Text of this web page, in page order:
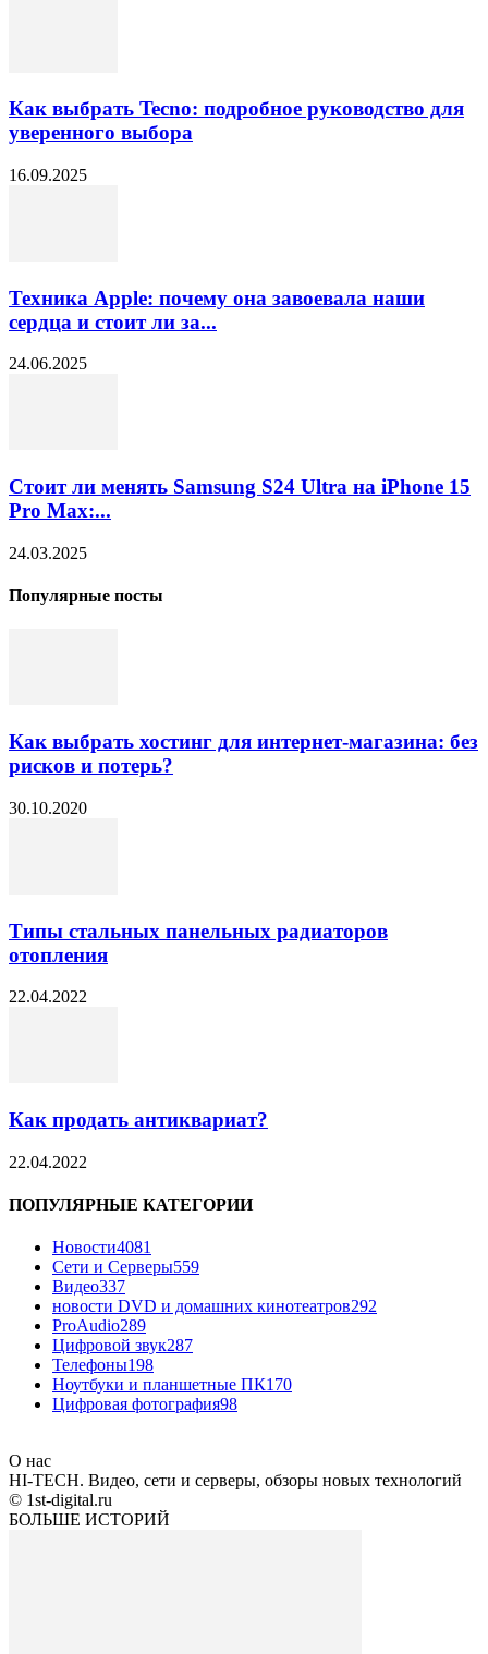
Как выбрать Tecno: подробное руководство для
уверенного выбора
16.09.2025
Техника Apple: почему она завоевала наши
сердца и стоит ли за...
24.06.2025
Стоит ли менять Samsung S24 Ultra на iPhone 15
Pro Max:...
24.03.2025
Популярные посты
Как выбрать хостинг для интернет-магазина: без
рисков и потерь?
30.10.2020
Типы стальных панельных радиаторов
отопления
22.04.2022
Как продать антиквариат?
22.04.2022
ПОПУЛЯРНЫЕ КАТЕГОРИИ
Новости4081
Сети и Серверы559
Видео337
новости DVD и домашних кинотеатров292
ProAudio289
Цифровой звук287
Телефоны198
Ноутбуки и планшетные ПК170
Цифровая фотография98
О нас
HI-TECH. Видео, сети и серверы, обзоры новых технологий
© 1st-digital.ru
БОЛЬШЕ ИСТОРИЙ